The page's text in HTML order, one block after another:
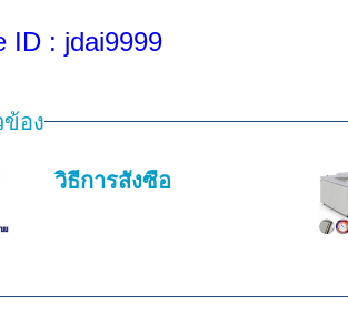
ID : jdai9999
ข้อง
วิธีการสั่งซื้อ